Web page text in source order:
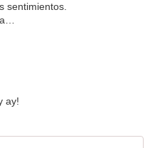
sentimientos.
ay!